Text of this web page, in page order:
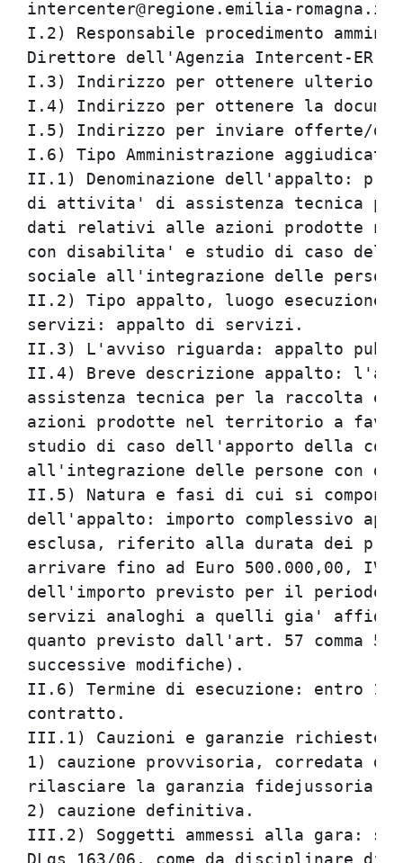
intercenter@regione.emilia-
I.2) Responsabile procedimento
Direttore dell'Agenzia Intercent-ER.
I.3) Indirizzo per ottenere ulteriori
I.4) Indirizzo per ottenere la
I.5) Indirizzo per inviare offerte/
I.6) Tipo Amministrazione
II.1) Denominazione dell'appalto:
di attivita' di assistenza tecnica
dati relativi alle azioni prodotte
con disabilita' e studio di caso
sociale all'integrazione delle
II.2) Tipo appalto, luogo esecuzione,
servizi: appalto di servizi.
II.3) L'avviso riguarda: appalto
II.4) Breve descrizione appalto:
assistenza tecnica per la raccolta
azioni prodotte nel territorio a
studio di caso dell'apporto della
all'integrazione delle persone con
II.5) Natura e fasi di cui si
dell'appalto: importo complessivo
esclusa, riferito alla durata dei
arrivare fino ad Euro 500.000,00, IVA
dell'importo previsto per il periodo
servizi analoghi a quelli gia'
quanto previsto dall'art. 57 comma
successive modifiche).
II.6) Termine di esecuzione: entro
contratto.
III.1) Cauzioni e garanzie richieste:
1) cauzione provvisoria, corredata
rilasciare la garanzia fidejussoria
2) cauzione definitiva.
III.2) Soggetti ammessi alla gara:
DLgs 163/06, come da disciplinare di